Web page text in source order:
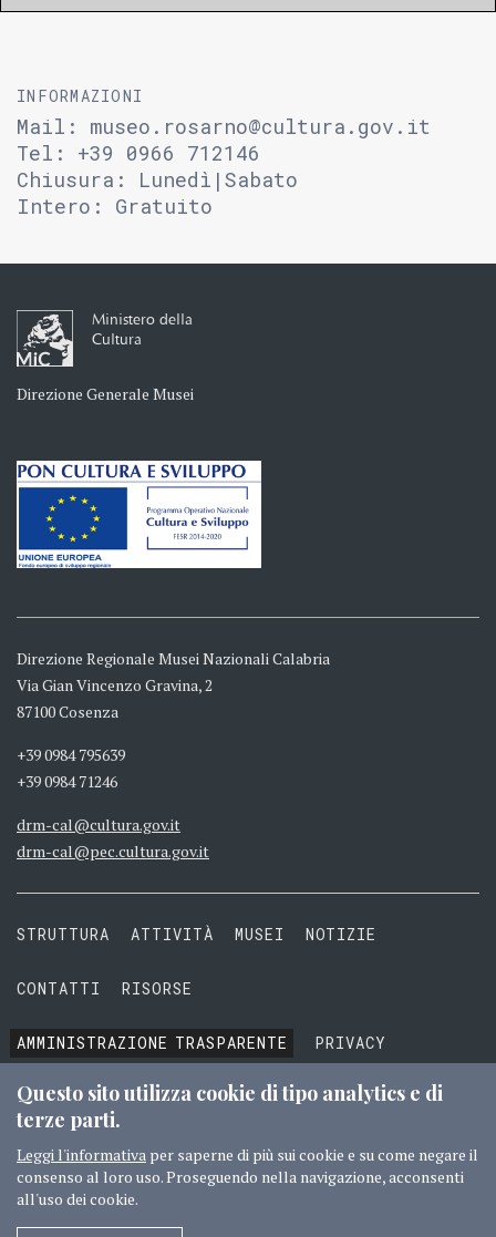
INFORMAZIONI
Mail: museo.rosarno@cultura.gov.it
Tel: +39 0966 712146
Chiusura: Lunedì|Sabato
Intero: Gratuito
Ministero della
Cultura
Direzione Generale Musei
Direzione Regionale Musei Nazionali Calabria
Via Gian Vincenzo Gravina, 2
87100 Cosenza
+39 0984 795639
+39 0984 71246
drm-cal@cultura.gov.it
drm-cal@pec.cultura.gov.it
STRUTTURA ATTIVITÀ MUSEI NOTIZIE
CONTATTI RISORSE
AMMINISTRAZIONE TRASPARENTE
PRIVACY
COOKIE
TERMINI E CONDIZIONI
© 2016 MIBACT TUTTI I DIRITTI RISERVATI CREDITI
Questo sito utilizza cookie di tipo analytics e di
terze parti.
Leggi l'informativa per saperne di più sui cookie e su come negare il
consenso al loro uso. Proseguendo nella navigazione, acconsenti
all'uso dei cookie.